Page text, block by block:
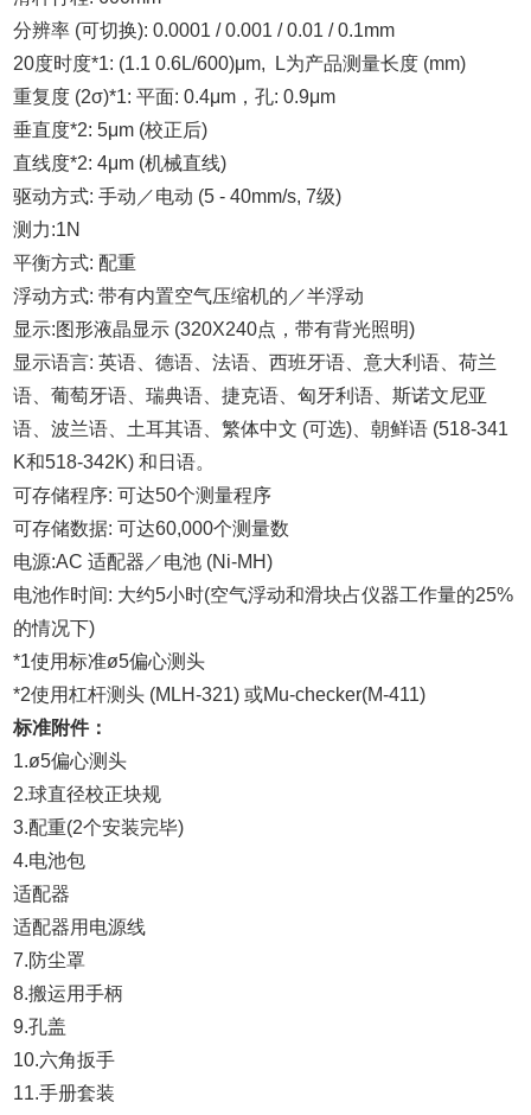
分辨率 (可切换): 0.0001 / 0.001 / 0.01 / 0.1mm
20度时度*1: (1.1 0.6L/600)μm, L为产品测量长度 (mm)
重复度 (2σ)*1: 平面: 0.4μm，孔: 0.9μm
垂直度*2: 5μm (校正后)
直线度*2: 4μm (机械直线)
驱动方式: 手动／电动 (5 - 40mm/s, 7级)
测力:1N
平衡方式: 配重
浮动方式: 带有内置空气压缩机的／半浮动
显示:图形液晶显示 (320X240点，带有背光照明)
显示语言: 英语、德语、法语、西班牙语、意大利语、荷兰
语、葡萄牙语、瑞典语、捷克语、匈牙利语、斯诺文尼亚
语、波兰语、土耳其语、繁体中文 (可选)、朝鲜语 (518-341
K和518-342K) 和日语。
可存储程序: 可达50个测量程序
可存储数据: 可达60,000个测量数
电源:AC 适配器／电池 (Ni-MH)
电池作时间: 大约5小时(空气浮动和滑块占仪器工作量的25%
的情况下)
*1使用标准ø5偏心测头
*2使用杠杆测头 (MLH-321) 或Mu-checker(M-411)
标准附件：
1.ø5偏心测头
2.球直径校正块规
3.配重(2个安装完毕)
4.电池包
适配器
适配器用电源线
7.防尘罩
8.搬运用手柄
9.孔盖
10.六角扳手
11.手册套装